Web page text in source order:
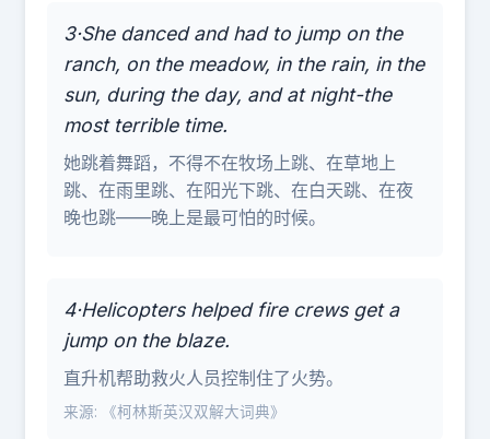
3·She danced and had to jump on the
ranch, on the meadow, in the rain, in the
sun, during the day, and at night-the
most terrible time.
她跳着舞蹈，不得不在牧场上跳、在草地上
跳、在雨里跳、在阳光下跳、在白天跳、在夜
晚也跳——晚上是最可怕的时候。
4·Helicopters helped fire crews get a
jump on the blaze.
直升机帮助救火人员控制住了火势。
来源: 《柯林斯英汉双解大词典》